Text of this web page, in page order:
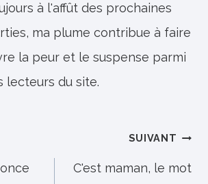
à l'affût des prochaines
ma plume contribue à faire
la peur et le suspense parmi
lecteurs du site.
SUIVANT
C'est maman, le mot